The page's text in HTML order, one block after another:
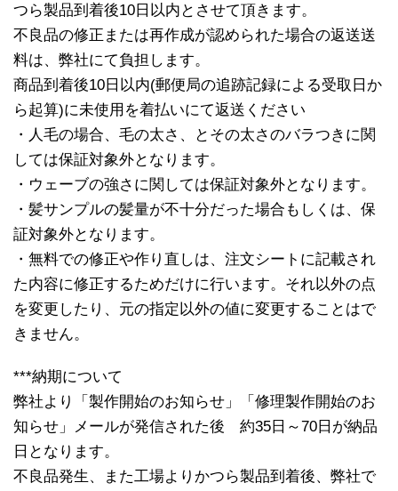
つら製品到着後10日以内とさせて頂きます。
不良品の修正または再作成が認められた場合の返送送
料は、弊社にて負担します。
商品到着後10日以内(郵便局の追跡記録による受取日か
ら起算)に未使用を着払いにて返送ください
・人毛の場合、毛の太さ、とその太さのバラつきに関
しては保証対象外となります。
・ウェーブの強さに関しては保証対象外となります。
・髪サンプルの髪量が不十分だった場合もしくは、保
証対象外となります。
・無料での修正や作り直しは、注文シートに記載され
た内容に修正するためだけに行います。それ以外の点
を変更したり、元の指定以外の値に変更することはで
きません。
***納期について
弊社より「製作開始のお知らせ」「修理製作開始のお
知らせ」メールが発信された後 約35日～70日が納品
日となります。
不良品発生、また工場よりかつら製品到着後、弊社で